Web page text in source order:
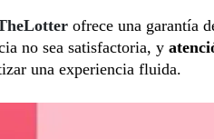
ofrece una garantía
no sea satisfactoria, y
una experiencia fluida.